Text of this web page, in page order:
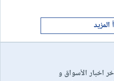
إستعراض شركة المزيد
اخبار الأسواق و